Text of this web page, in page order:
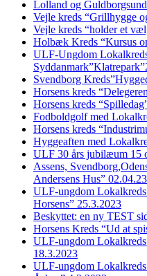
Lolland og
Vejle kreds “Grillhygge
Vejle kreds “holder et
Holbæk Kreds “Kursus
ULF-Ungdom
Svendborg
Horsens kreds
Horsens kreds
Fodboldgolf med
Horsens kreds
Hyggeaften med
ULF 30 års jubilæum 15
Assens,
Andersens Hus” 02.04.23
ULF-ungdom
Horsens” 25.3.2023
Beskyttet: en ny TEST
Horsens Kreds “Ud at
ULF-ungdom
18.3.2023
ULF-ungdom